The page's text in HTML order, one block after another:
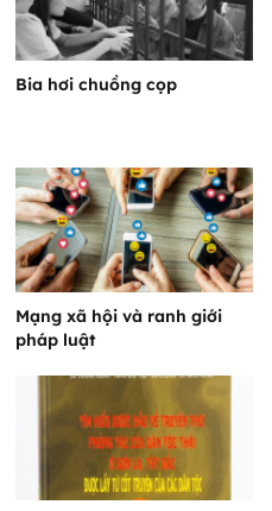
Bia hơi chuồng cọp
Mạng xã hội và ranh giới
pháp luật